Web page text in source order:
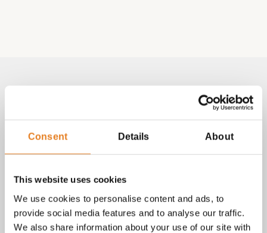
Consent Details About
This website uses cookies
We use cookies to personalise content and ads, to
provide social media features and to analyse our traffic.
We also share information about your use of our site with
Aangepast met telefoonnummer:
tot vragen over bestellingen, betalingen en leveringen.
Facebook
Instagram
E-mail
Telefoon / whatsapp: +31 6 23227983